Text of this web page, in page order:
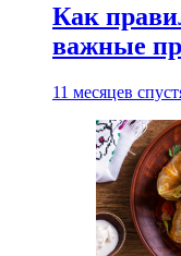
Как
важные
11 месяцев